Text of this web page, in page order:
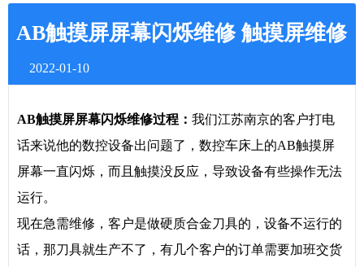
AB触摸屏屏幕闪烁维修 触摸屏维修
2022-01-10
AB触摸屏屏幕闪烁维修过程 ： 我们江苏南京的客户打电
话来说他的数控设备出问题了，数控车床上的AB触摸屏
屏幕一直闪烁，而且触摸没反应，导致设备有些操作无法
运行。
现在急需维修，客户是做硬质合金刀具的，设备不运行的
话，那刀具就生产不了，有几个客户的订单需要加班交货